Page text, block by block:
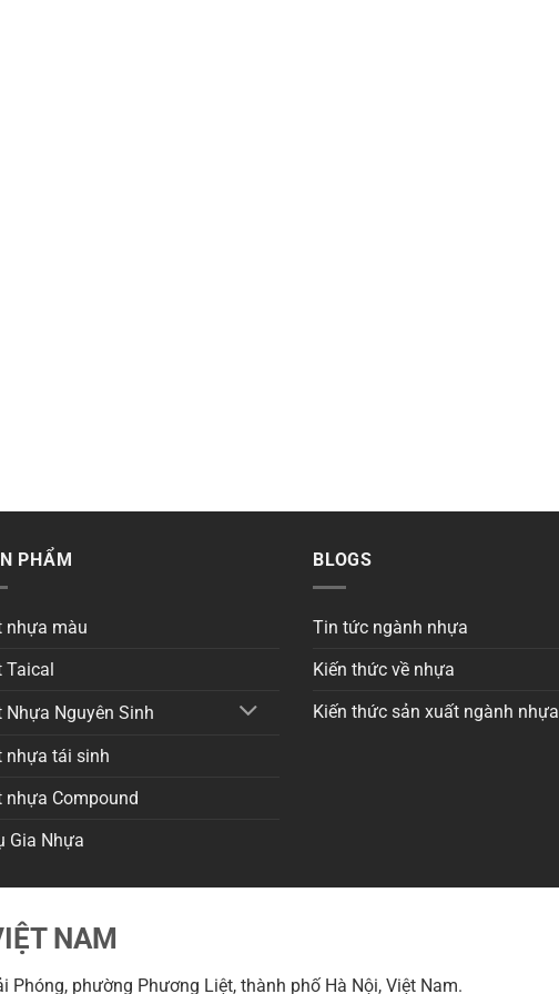
PHẨM
nhựa màu
Taical
Nhựa Nguyên Sinh
nhựa tái sinh
nhựa Compound
Gia Nhựa
BLOGS
Tin tức ngành nhựa
Kiến thức về nhựa
Kiến thức sản xuất ngành nhựa
NAM
Phóng, phường Phương Liệt, thành phố Hà Nội, Việt Nam.